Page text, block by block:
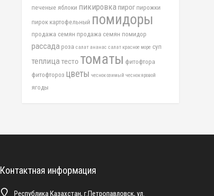
печеные яблоки пикировкапирог пирожки
пирок картофельный помидоры
продажа семян продажа семян помидор
рассада роза салат ананас салат красное море суп
теплицатесто томаты фитофтора
фитофтороз цветы чеснок озимый чеснок яровой
ягоды
Контактная информация
Республика Казахстан, г.Петропавловск, ул.